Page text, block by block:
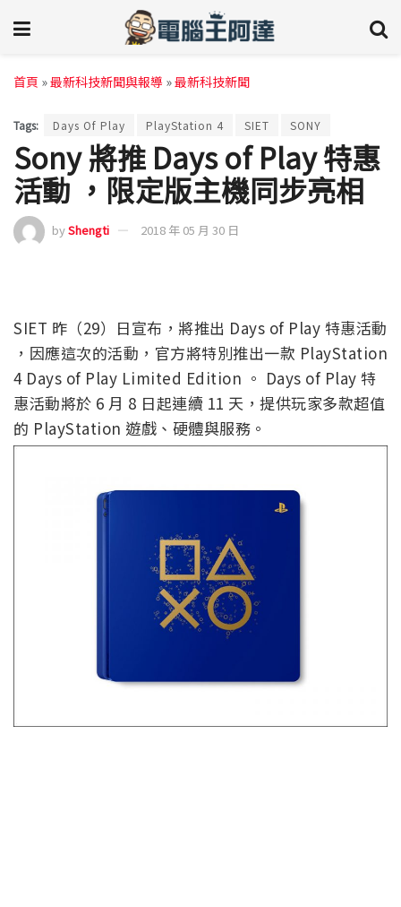
首頁 »最新科技新聞與報導 »最新科技新聞
Tags: Days Of Play PlayStation 4 SIET SONY
Sony 將推 Days of Play 特惠
活動 ，限定版主機同步亮相
byShengti 2018 年 05 月 30 日
SIET 昨（29）日宣布，將推出 Days of Play 特惠活動
，因應這次的活動，官方將特別推出一款 PlayStation
4 Days of Play Limited Edition 。 Days of Play 特
惠活動將於 6 月 8 日起連續 11 天，提供玩家多款超值
的 PlayStation 遊戲、硬體與服務。